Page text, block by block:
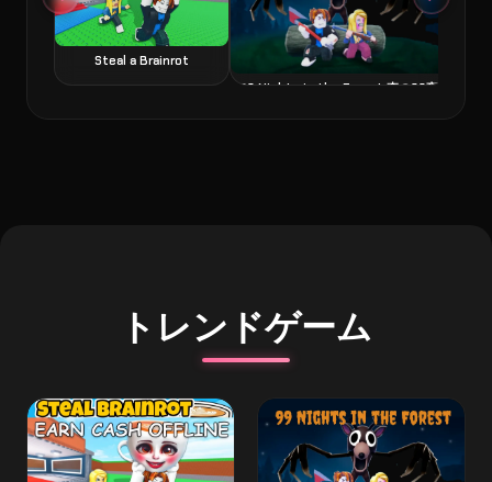
Steal a Brainrot
99 Nights in the Forest 森の99夜
トレンドゲーム